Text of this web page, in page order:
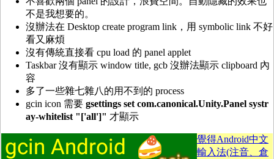
不是我想要的。
沒辦法在 Desktop create program link，用 symbolic link 不好
看又麻煩
沒有傳統直接看 cpu load 的 panel applet
Taskbar 沒有顯示 window title, gcb 沒辦法顯示 clipboard 內
容
多了一些雜七雜八的用不到的 process
gcin icon 需要 gsettings set com.canonical.Unity.Panel systr
ay-whitelist "['all']" 才顯示
覺得Android中文
輸入法(注音、倉